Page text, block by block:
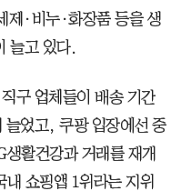
제·비누·화장품 등을 생
늘고 있다.
구 업체들이 배송 기간
늘었고, 쿠팡 입장에선 중
활건강과 거래를 재개
쇼핑앱 1위라는 지위